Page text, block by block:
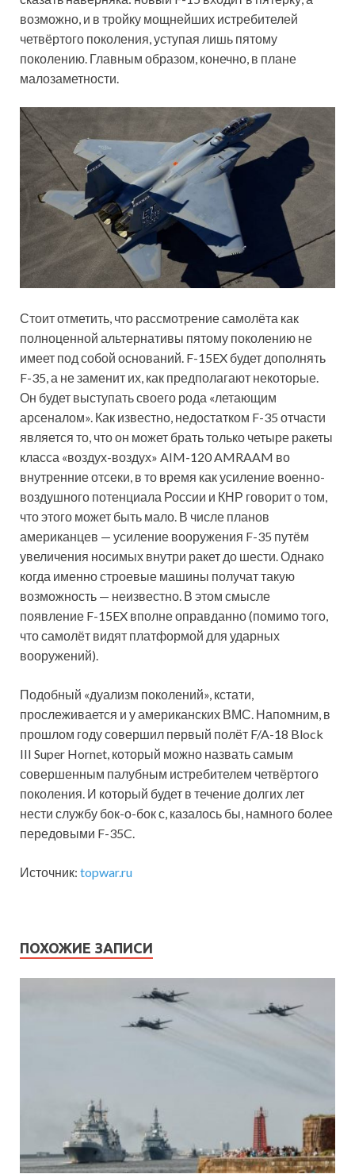
возможно, и в тройку мощнейших истребителей
четвёртого поколения, уступая лишь пятому
поколению. Главным образом, конечно, в плане
малозаметности.
Стоит отметить, что рассмотрение самолёта как
полноценной альтернативы пятому поколению не
имеет под собой оснований. F-15EX будет дополнять
F-35, а не заменит их, как предполагают некоторые.
Он будет выступать своего рода «летающим
арсеналом». Как известно, недостатком F-35 отчасти
является то, что он может брать только четыре ракеты
класса «воздух-воздух» AIM-120 AMRAAM во
внутренние отсеки, в то время как усиление военно-
воздушного потенциала России и КНР говорит о том,
что этого может быть мало. В числе планов
американцев — усиление вооружения F-35 путём
увеличения носимых внутри ракет до шести. Однако
когда именно строевые машины получат такую
возможность — неизвестно. В этом смысле
появление F-15EX вполне оправданно (помимо того,
что самолёт видят платформой для ударных
вооружений).
Подобный «дуализм поколений», кстати,
прослеживается и у американских ВМС. Напомним, в
прошлом году совершил первый полёт F/A-18 Block
III Super Hornet, который можно назвать самым
совершенным палубным истребителем четвёртого
поколения. И который будет в течение долгих лет
нести службу бок-о-бок с, казалось бы, намного более
передовыми F-35C.
Источник: topwar.ru
ПОХОЖИЕ ЗАПИСИ